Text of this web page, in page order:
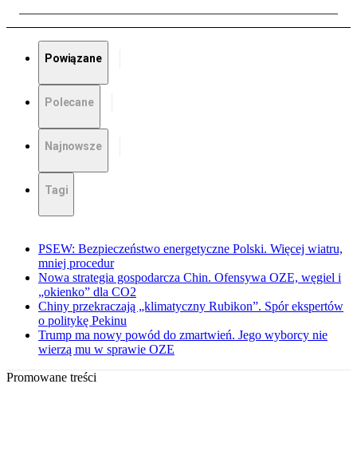
Powiązane
Polecane
Najnowsze
Tagi
PSEW: Bezpieczeństwo energetyczne Polski. Więcej wiatru,
mniej procedur
Nowa strategia gospodarcza Chin. Ofensywa OZE, węgiel i
„okienko” dla CO2
Chiny przekraczają „klimatyczny Rubikon”. Spór ekspertów
o politykę Pekinu
Trump ma nowy powód do zmartwień. Jego wyborcy nie
wierzą mu w sprawie OZE
Promowane treści